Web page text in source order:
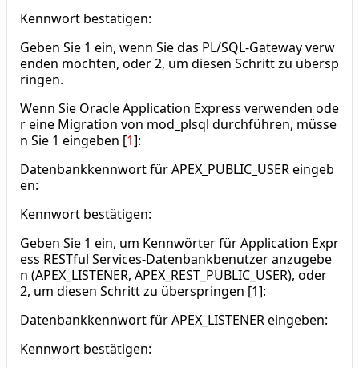
Kennwort bestätigen:
Geben Sie 1 ein, wenn Sie das PL/SQL-Gateway verw
enden möchten, oder 2, um diesen Schritt zu übersp
ringen.
Wenn Sie Oracle Application Express verwenden ode
r eine Migration von mod_plsql durchführen, müsse
n Sie 1 eingeben [1]:
Datenbankkennwort für APEX_PUBLIC_USER eingeb
en:
Kennwort bestätigen:
Geben Sie 1 ein, um Kennwörter für Application Expr
ess RESTful Services-Datenbankbenutzer anzugebe
n (APEX_LISTENER, APEX_REST_PUBLIC_USER), oder
2, um diesen Schritt zu überspringen [1]:
Datenbankkennwort für APEX_LISTENER eingeben:
Kennwort bestätigen: